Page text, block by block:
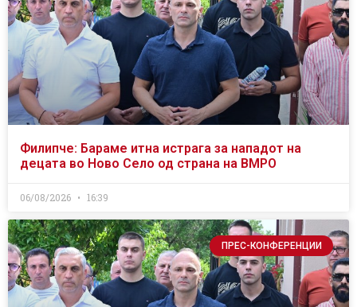
Филипче: Бараме итна истрага за нападот на
децата во Ново Село од страна на ВМРО
06/08/2026 16:39
ПРЕС-КОНФЕРЕНЦИИ